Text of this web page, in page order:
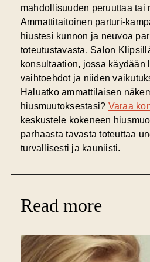
mahdollisuuden peruuttaa tai
Ammattitaitoinen parturi-
hiustesi kunnon ja neuvoa
toteutustavasta. Salon
konsultaation, jossa käydään
vaihtoehdot ja niiden
Haluatko ammattilaisen
hiusmuutoksestasi? Varaa
keskustele kokeneen
parhaasta tavasta toteuttaa
turvallisesti ja kauniisti.
Read more